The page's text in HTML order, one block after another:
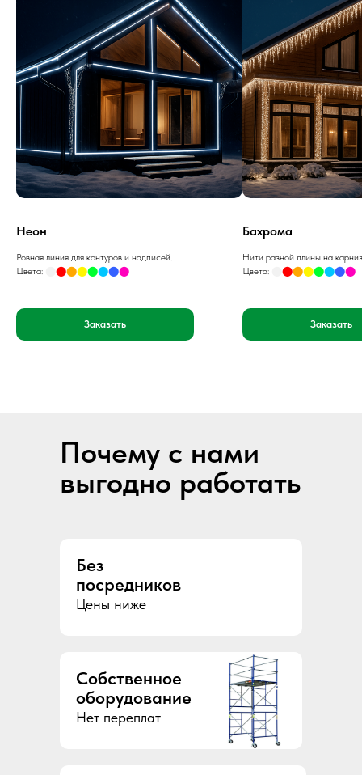
Неон
Ровная линия для контуров и надписей.
Цвета:
⬤⬤⬤⬤⬤⬤⬤
Заказать
Бахрома
Нити разной длины на
Цвета:
⬤⬤⬤⬤⬤⬤⬤
Заказать
Почему с нами
выгодно работать
Цены ниже
Без
посредников
Нет переплат
Собственное
оборудование